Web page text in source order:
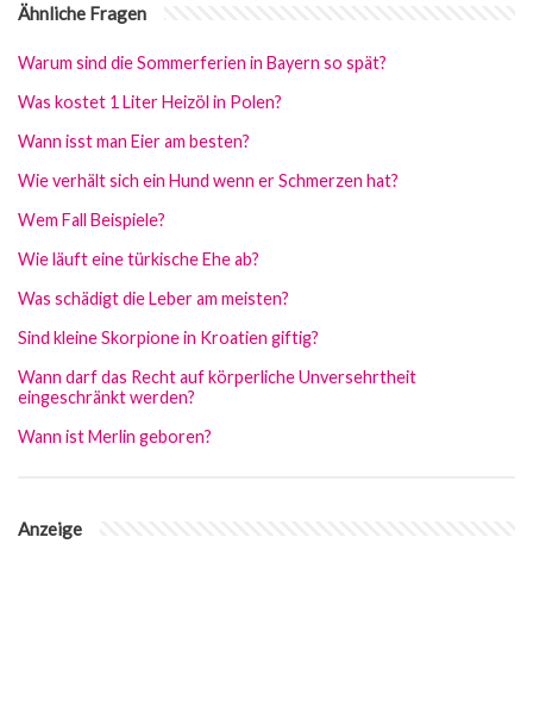
Ähnliche Fragen
Warum sind die Sommerferien in Bayern so spät?
Was kostet 1 Liter Heizöl in Polen?
Wann isst man Eier am besten?
Wie verhält sich ein Hund wenn er Schmerzen hat?
Wem Fall Beispiele?
Wie läuft eine türkische Ehe ab?
Was schädigt die Leber am meisten?
Sind kleine Skorpione in Kroatien giftig?
Wann darf das Recht auf körperliche Unversehrtheit
eingeschränkt werden?
Wann ist Merlin geboren?
Anzeige